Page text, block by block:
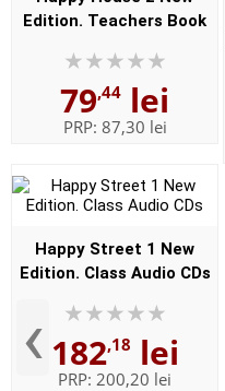
‹
Edition. Teachers Book
79,44 lei
PRP: 87,30 lei
Happy Street 1 New
Edition. Class Audio CDs
182,18 lei
PRP: 200,20 lei